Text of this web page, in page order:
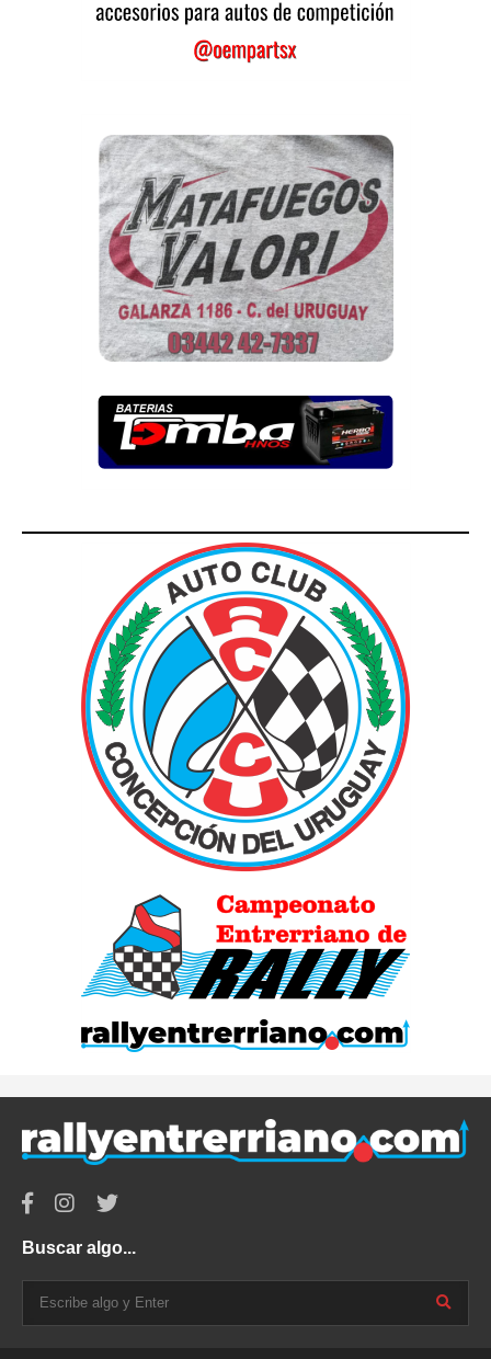
Buscar algo...